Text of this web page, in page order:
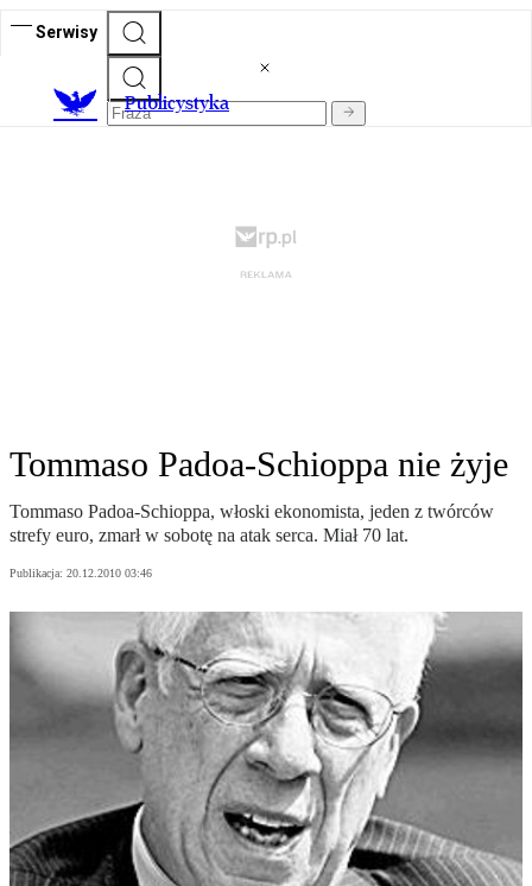
Serwisy
Publicystyka
Tommaso Padoa-Schioppa nie żyje
Tommaso Padoa-Schioppa, włoski ekonomista, jeden z twórców
strefy euro, zmarł w sobotę na atak serca. Miał 70 lat.
Publikacja: 20.12.2010 03:46